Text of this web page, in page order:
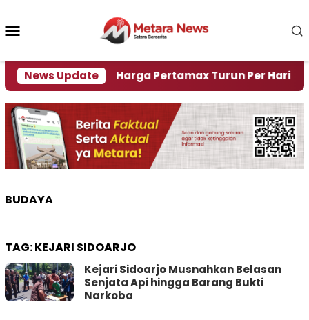
konten
News Update
Air Harga Pertamax Turun Per Hari Ini,
BUDAYA
TAG:KEJARI SIDOARJO
Kejari Sidoarjo Musnahkan Belasan
Senjata Api hingga Barang Bukti
Narkoba